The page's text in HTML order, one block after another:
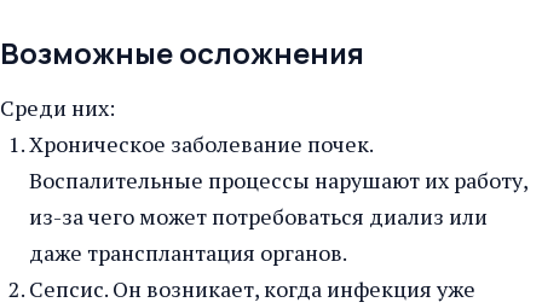
Возможные осложнения
Среди них:
Хроническое заболевание почек.
Воспалительные процессы нарушают их работу,
из-за чего может потребоваться диализ или
даже трансплантация органов.
Сепсис. Он возникает, когда инфекция уже